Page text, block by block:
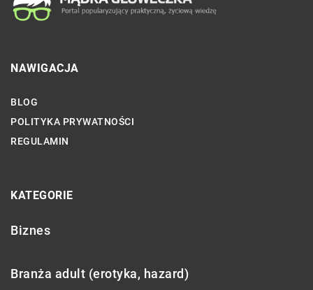
NAWIGACJA
BLOG
POLITYKA PRYWATNOŚCI
REGULAMIN
KATEGORIE
Biznes
Branża adult (erotyka, hazard)